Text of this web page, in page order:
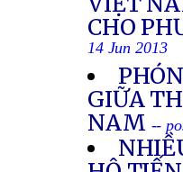
CHO
14 Jun 2013
GIỮA
NAM --